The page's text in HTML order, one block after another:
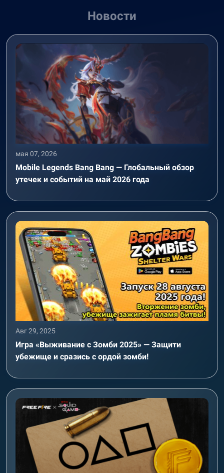
Новости
мая 07, 2026
Mobile Legends Bang Bang — Глобальный обзор
утечек и событий на май 2026 года
Авг 29, 2025
Игра «Выживание с Зомби 2025» — Защити
убежище и сразись с ордой зомби!